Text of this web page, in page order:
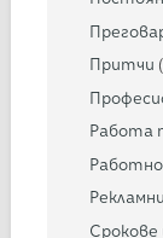
Притчи
Работа
Срокове